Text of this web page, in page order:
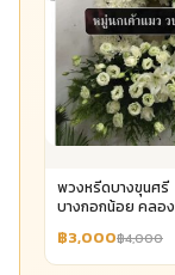
พวงหรีดบางขุนศรี
บางกอกน้อย คลอง
฿3,000฿4,000